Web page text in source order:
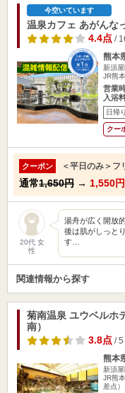
今空いています
温泉カフェ あがんな
4.4点/
熊本
新須
JR熊
営業
入浴
日帰り
クー
クーポン ＜平日のみ＞フ
通常1,650円 → 1,550
20代 女
性
湯舟が広く開放
後は肌がしっと
す…
関連情報から探す
菊南温泉 ユウベルホ
南）
3.8点/ 5
熊本
新須
JR熊
差点